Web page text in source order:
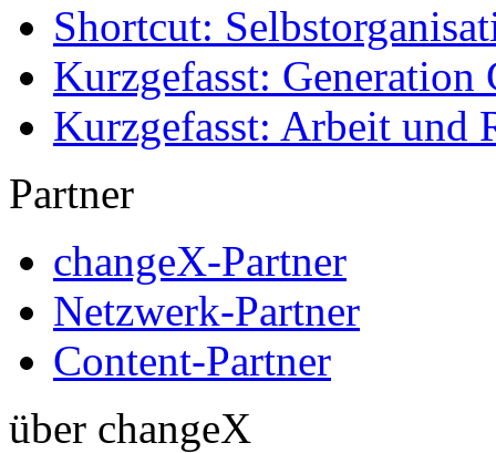
Shortcut:
Kurzgefasst: Generation
Kurzgefasst: Arbeit und
Partner
changeX-Partner
Netzwerk-Partner
Content-Partner
über changeX